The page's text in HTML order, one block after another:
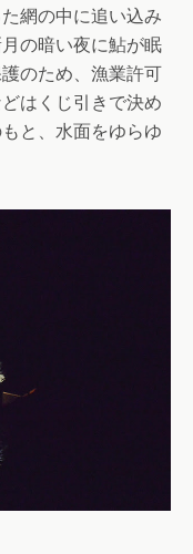
網の中に追い込み
の暗い夜に鮎が眠
のため、漁業許可
はくじ引きで決め
と、水面をゆらゆ